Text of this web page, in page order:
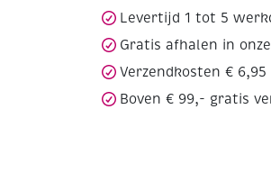
Levertijd 1 tot 5
Gratis afhalen in
Verzendkosten € 6,95
Boven € 99,- gratis